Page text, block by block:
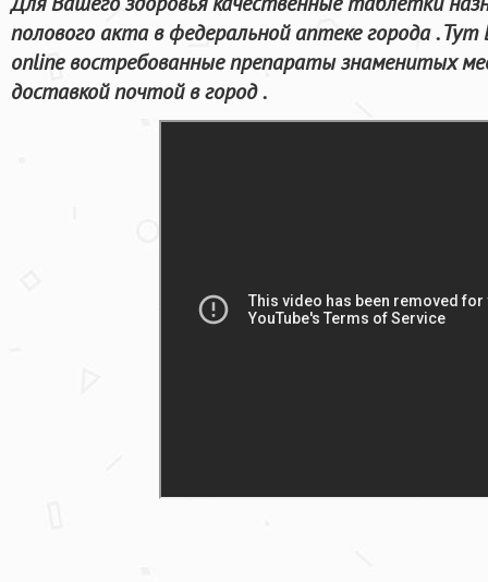
полового акта в федеральной аптеке города .
online востребованные препараты знаменитых
доставкой почтой в город .